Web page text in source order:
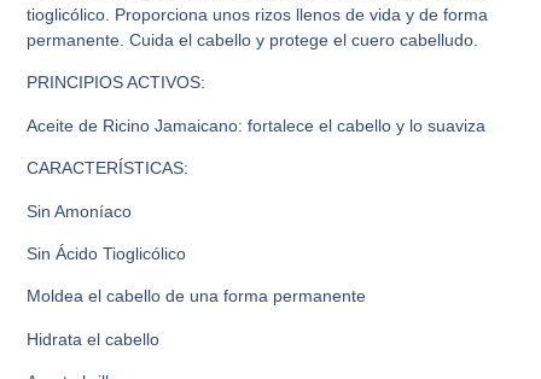
tioglicólico. Proporciona unos rizos llenos de vida y de forma
permanente. Cuida el cabello y protege el cuero cabelludo.
PRINCIPIOS ACTIVOS:
Aceite de Ricino Jamaicano: fortalece el cabello y lo suaviza
CARACTERÍSTICAS:
Sin Amoníaco
Sin Ácido Tioglicólico
Moldea el cabello de una forma permanente
Hidrata el cabello